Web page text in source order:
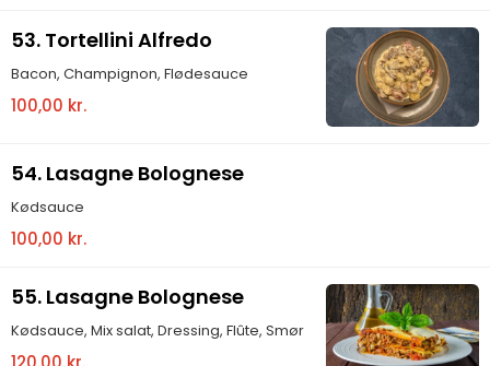
53. Tortellini Alfredo
Bacon, Champignon, Flødesauce
100,00 kr.
54. Lasagne Bolognese
Kødsauce
100,00 kr.
55. Lasagne Bolognese
Kødsauce, Mix salat, Dressing, Flûte, Smør